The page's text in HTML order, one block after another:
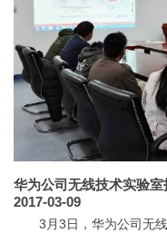
华为公司无线技术实验
2017-03-09
3月3日，华为公司无